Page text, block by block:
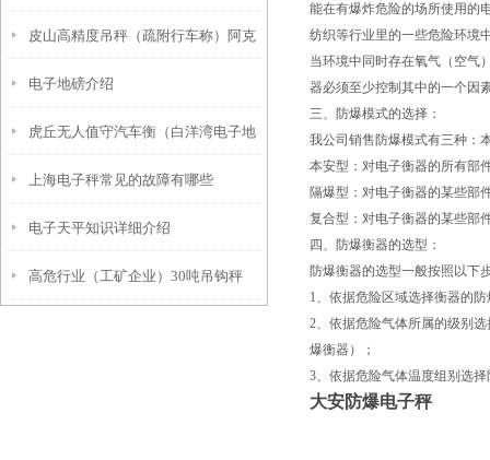
见问题及排除故障方案
皮山高精度吊秤（疏附行车称）阿克
苏吊秤维修
电子地磅介绍
虎丘无人值守汽车衡（白洋湾电子地
磅）相城电子汽车衡维修
上海电子秤常见的故障有哪些
电子天平知识详细介绍
高危行业（工矿企业）30吨吊钩秤
能在有爆炸危险的场所使用的
纺织等行业里的一些危险环境
当环境中同时存在氧气（空气
器必须至少控制其中的一个因
三、防爆模式的选择：
我公司销售防爆模式有三种：
本安型：对电子衡器的所有部
隔爆型：对电子衡器的某些部
复合型：对电子衡器的某些部
四、防爆衡器的选型：
防爆衡器的选型一般按照以下
1、依据危险区域选择衡器的
2、依据危险气体所属的级别
爆衡器）；
3、依据危险气体温度组别选
大安防爆电子秤